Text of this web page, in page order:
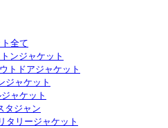
全て
ンジャケット
トドアジャケット
ジャケット
ャケット
タジャン
タリージャケット